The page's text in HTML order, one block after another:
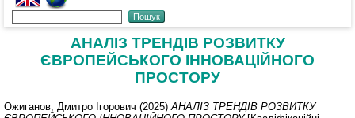
АНАЛІЗ ТРЕНДІВ РОЗВИТКУ
ЄВРОПЕЙСЬКОГО ІННОВАЦІЙНОГО
ПРОСТОРУ
Ожиганов, Дмитро Ігорович (2025) АНАЛІЗ ТРЕНДІВ РОЗВИТКУ